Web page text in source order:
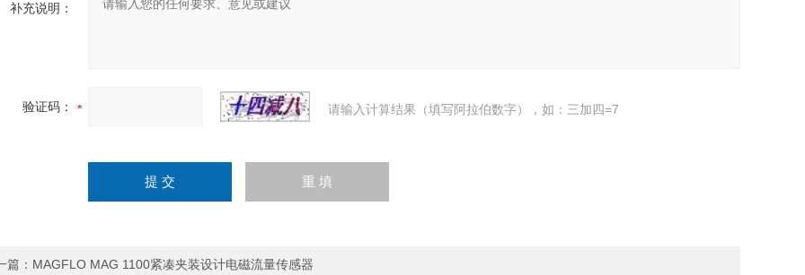
补充说明：
验证码： 请输入计算结果（填写阿拉伯数字），如：三加四=7
篇： MAGFLO MAG 1100紧凑夹装设计电磁流量传感器